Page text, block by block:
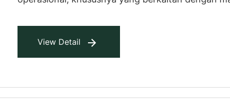
setempat sesuai dengan rencana bisnis dan policy
View Detail